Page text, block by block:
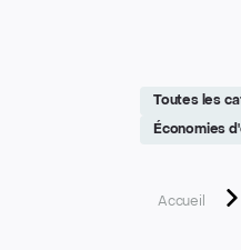
Toutes les
Économies
Accueil